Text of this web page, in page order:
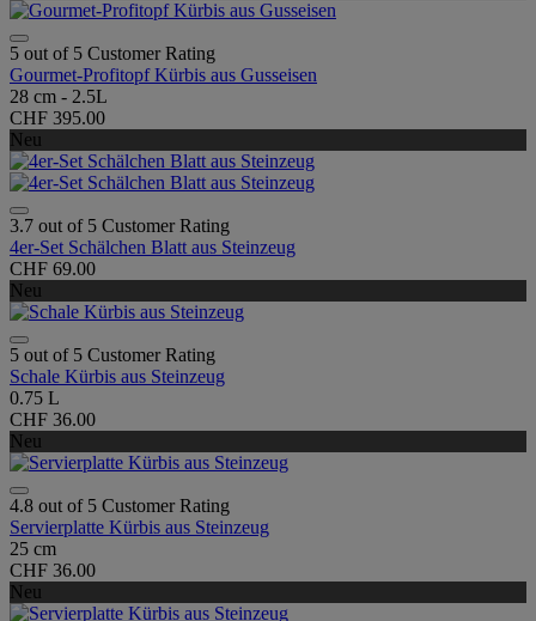
5 out of 5 Customer Rating
Gourmet-Profitopf Kürbis aus Gusseisen
28 cm - 2.5L
CHF 395.00
Neu
3.7 out of 5 Customer Rating
4er-Set Schälchen Blatt aus Steinzeug
CHF 69.00
Neu
5 out of 5 Customer Rating
Schale Kürbis aus Steinzeug
0.75 L
CHF 36.00
Neu
4.8 out of 5 Customer Rating
Servierplatte Kürbis aus Steinzeug
25 cm
CHF 36.00
Neu